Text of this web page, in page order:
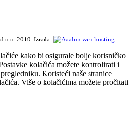
2019. Izrada:
kako bi osigurale bolje korisničko
kolačića možete kontrolirati i
Koristeći naše stranice
Više o kolačićima možete pročitati